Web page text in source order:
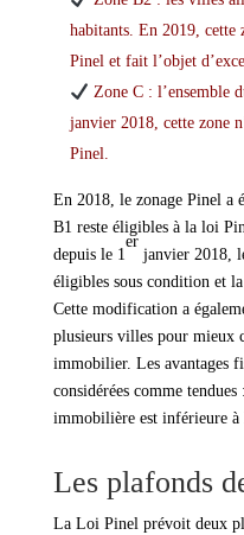
habitants. En 2019, cette
Pinel et fait l’objet
Zone C : l’ensemble
janvier 2018, cette zone
Pinel.
En 2018, le zonage Pinel a
B1 reste éligibles à la loi
depuis le 1
er
janvier 2018,
éligibles sous condition et
Cette modification a
plusieurs villes pour mieux
immobilier. Les avantages
considérées comme
immobilière est inférieure à
Les plafonds
La Loi Pinel prévoit deux